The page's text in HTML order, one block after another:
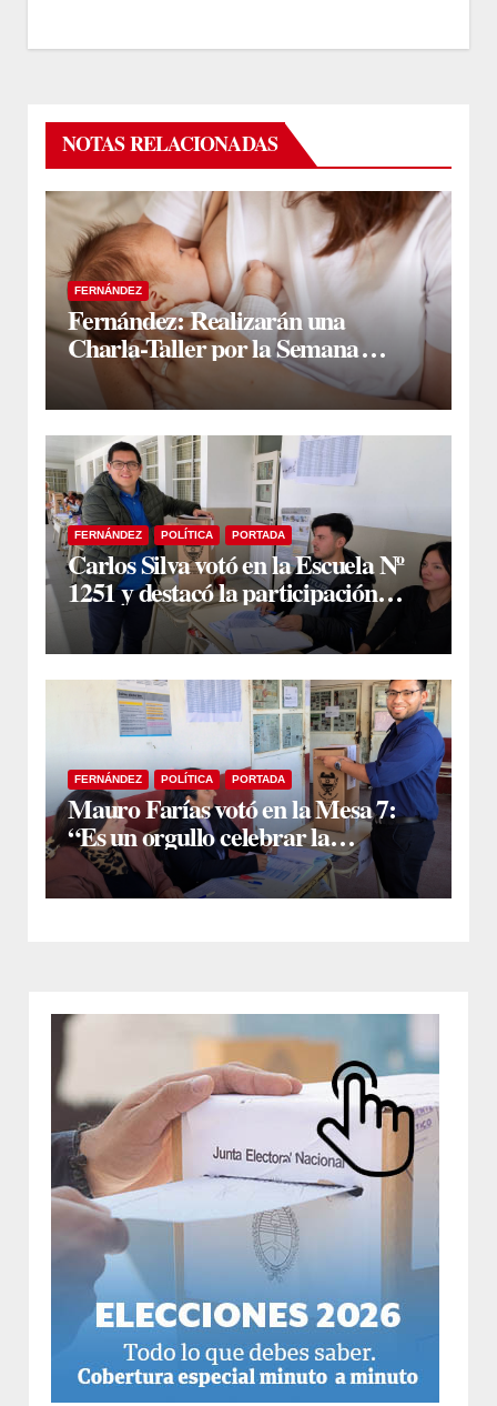
NOTAS RELACIONADAS
FERNÁNDEZ
Fernández: Realizarán una
Charla-Taller por la Semana
Mundial de la Lactancia Materna
FERNÁNDEZ POLÍTICA PORTADA
Carlos Silva votó en la Escuela Nº
1251 y destacó la participación
ciudadana
FERNÁNDEZ POLÍTICA PORTADA
Mauro Farías votó en la Mesa 7:
“Es un orgullo celebrar la
democracia y ver a la gente definir
el futuro de Fernández”